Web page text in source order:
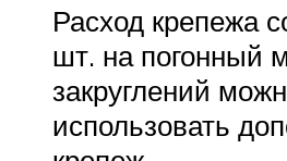
Расход крепежа
шт. на погонный
закруглений
использовать